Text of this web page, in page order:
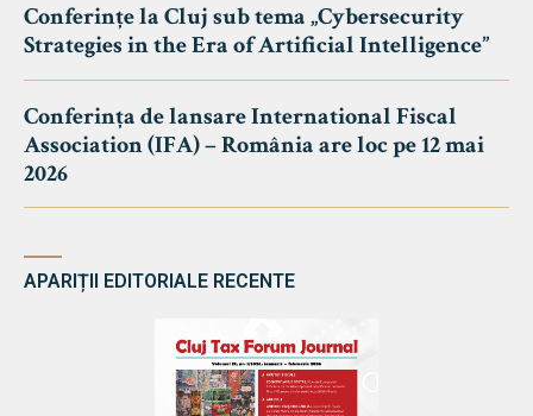
Conferințe la Cluj sub tema „Cybersecurity
Strategies in the Era of Artificial Intelligence”
Conferința de lansare International Fiscal
Association (IFA) – România are loc pe 12 mai
2026
APARIȚII EDITORIALE RECENTE